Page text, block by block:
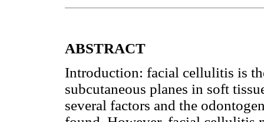
ABSTRACT
Introduction: facial cellulitis is
subcutaneous planes in soft
several factors and the